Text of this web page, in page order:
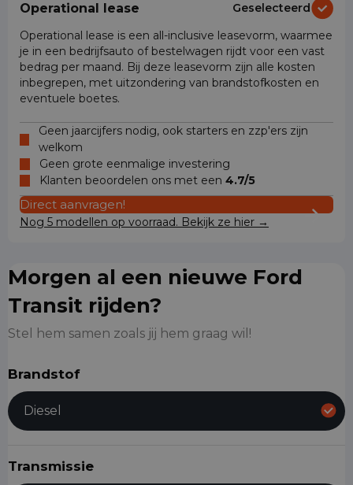
Operational lease
Geselecteerd
Operational lease is een all-inclusive leasevorm, waarmee
je in een bedrijfsauto of bestelwagen rijdt voor een vast
bedrag per maand. Bij deze leasevorm zijn alle kosten
inbegrepen, met uitzondering van brandstofkosten en
eventuele boetes.
Geen jaarcijfers nodig, ook starters en zzp'ers zijn
welkom
Geen grote eenmalige investering
Klanten beoordelen ons met een 4.7/5
Direct aanvragen!
Nog 5 modellen op voorraad. Bekijk ze hier →
Morgen al een nieuwe Ford
Transit rijden?
Stel hem samen zoals jij hem graag wil!
Brandstof
Diesel
Transmissie